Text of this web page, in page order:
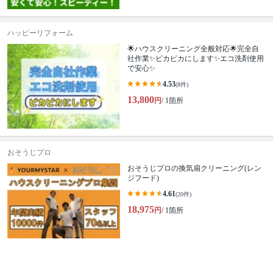
ハッピーリフォーム
🌟ハウスクリーニング全般対応🌟完全自
社作業✨️ピカピカにします✨️エコ洗剤使用
で安心✨
4.53(8件)
13,800円/ 1箇所
おそうじプロ
おそうじプロの換気扇クリーニング(レン
ジフード)
4.61(20件)
18,975円/ 1箇所